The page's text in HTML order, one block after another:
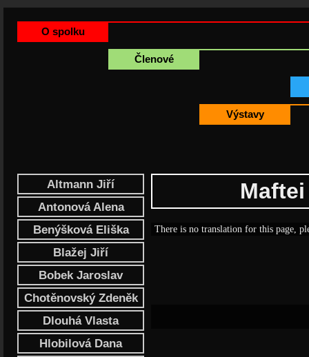
O spolku
Členové
Výstavy
Altmann Jiří
Antonová Alena
Benýšková Eliška
Blažej Jiří
Bobek Jaroslav
Chotěnovský Zdeněk
Dlouhá Vlasta
Hlobilová Dana
There is no translation for this page,